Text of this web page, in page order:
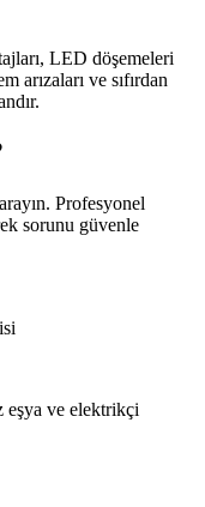
LED döşemeleri
arızaları ve sıfırdan
Profesyonel
sorunu güvenle
eşya ve elektrikçi